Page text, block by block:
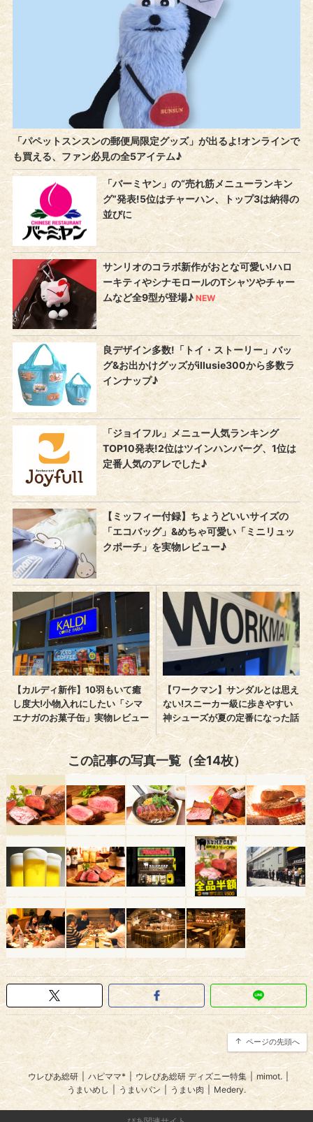
この記事の写真一覧（全14枚）
ページの先頭へ
ウレぴあ総研 ハピママ* | ウレぴあ総研 ディズニー特集 | mimot. |
うまいめし
うまいパン | うまい肉 Medery.